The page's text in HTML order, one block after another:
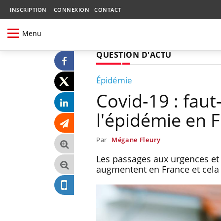
INSCRIPTION CONNEXION CONTACT
Menu
QUESTION D'ACTU
Épidémie
Covid-19 :
l'épidémie en
Par Mégane Fleury
Les passages aux urgences
augmentent en France et